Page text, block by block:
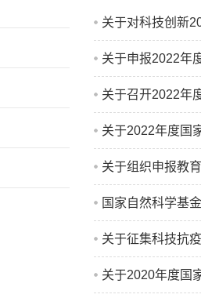
关于对科技创新
关于申报2022年
关于召开2022年
关于2022年度国
关于组织申报教
国家自然科学基
关于征集科技抗
关于2020年度国